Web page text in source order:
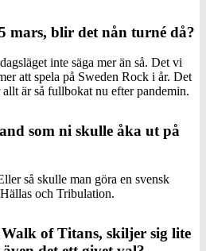
mars, blir det nån turné då?
inte säga mer än så. Det vi
att spela på Sweden Rock i år. Det
är så fullbokat nu efter pandemin.
som ni skulle åka ut på
så skulle man göra en svensk
och Tribulation.
of Titans, skiljer sig lite